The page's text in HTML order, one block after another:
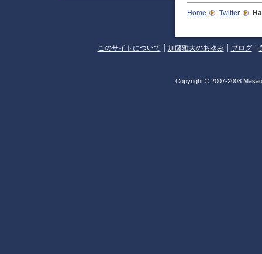
Home Twitter
このサイトについて 加藤雅夫のあゆみ ブログ
Copyright © 2007-2008